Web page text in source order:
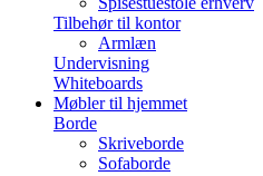
Tilbehør til kontor
Armlæn
Undervisning
Whiteboards
Møbler til hjemmet
Borde
Skriveborde
Sofaborde